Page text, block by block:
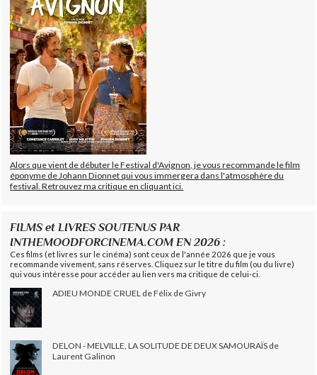
Alors que vient de débuter le Festival d'Avignon, je vous recommande le film
éponyme de Johann Dionnet qui vous immergera dans l'atmosphère du
festival. Retrouvez ma critique en cliquant ici.
FILMS et LIVRES SOUTENUS PAR
INTHEMOODFORCINEMA.COM EN 2026 :
Ces films (et livres sur le cinéma) sont ceux de l'année 2026 que je vous
recommande vivement, sans réserves. Cliquez sur le titre du film (ou du livre)
qui vous intéresse pour accéder au lien vers ma critique de celui-ci.
ADIEU MONDE CRUEL de Félix de Givry
DELON - MELVILLE, LA SOLITUDE DE DEUX SAMOURAÏS de
Laurent Galinon